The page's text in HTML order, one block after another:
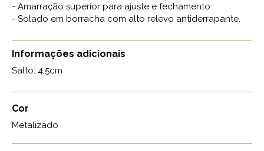
- Amarração superior para ajuste e fechamento
- Solado em borracha com alto relevo antiderrapante.
Informações adicionais
Salto: 4,5cm
Cor
Metalizado